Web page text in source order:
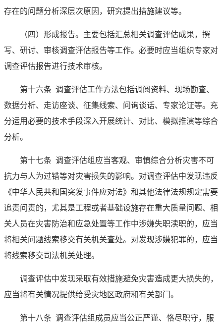
存在的问题分析深层次原因，研究提出措施建议等。
（四）形成报告。 主要包括汇总相关调查评估成果，撰
写、研讨、审核调查评估报告等工作。必要时应当组织专家对
调查评估报告进行技术审核。
第十六条 调查评估工作方法包括调阅资料、现场勘查、
数据分析、走访座谈、征集线索、问询谈话、专家论证等。充
分运用必要的技术手段深入开展统计、对比、模拟推演等综合
分析。
第十七条 调查评估组应当客观、审慎综合分析灾害不可
抗力与人为过错等对灾害损失的影响。对调查评估中发现违反
《中华人民共和国突发事件应对法》和其他法律法规规定需要
追责问责的，尤其是工程或者基础设施存在重大质量问题、相
关人员在灾害防治和应急处置等工作中涉嫌失职渎职的，应当
将相关问题线索移交有关机关查处。对发现涉嫌犯罪的，应当
将线索移交司法机关处理。
调查评估中发现采取有效措施避免灾害造成更大损失的，
应当将有关情况提供给受灾地区政府和有关部门。
第十八条 调查评估组成员应当公正严谨、恪尽职守，服